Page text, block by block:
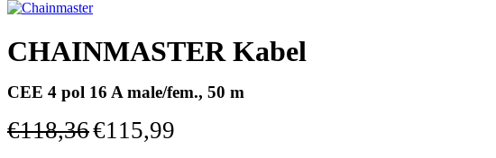
CHAINMASTER Kabel
CEE 4 pol 16 A male/fem., 50 m
€118,36€115,99